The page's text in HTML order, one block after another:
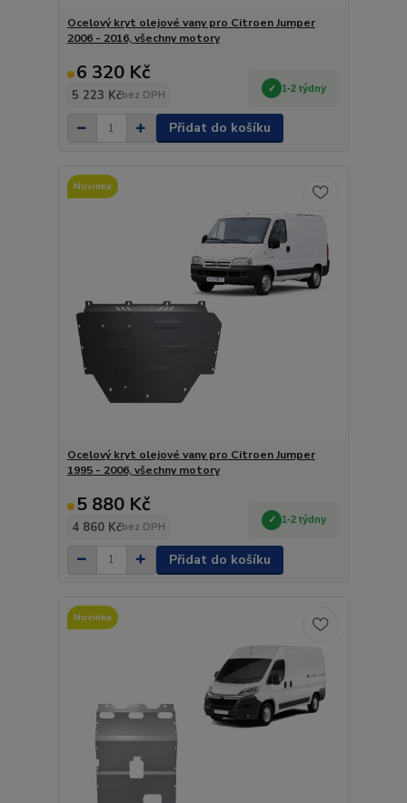
Ocelový kryt olejové vany pro Citroen Jumper
2006 - 2016, všechny motory
6 320 Kč
5 223 Kčbez DPH
1-2 týdny
Přidat do košíku
Novinka
Ocelový kryt olejové vany pro Citroen Jumper
1995 - 2006, všechny motory
5 880 Kč
4 860 Kčbez DPH
1-2 týdny
Přidat do košíku
Novinka